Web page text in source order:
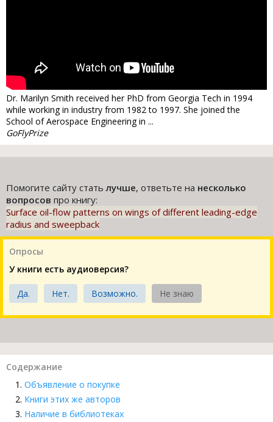
Dr. Marilyn Smith received her PhD from Georgia Tech in 1994
while working in industry from 1982 to 1997. She joined the
School of Aerospace Engineering in ...
GoFlyPrize
Помогите сайту статьлучше, ответьте на несколько
вопросов про книгу:
Surface oil-flow patterns on wings of different leading-edge
radius and sweepback
Опросы
У книги есть аудиоверсия?
Да. Нет. Возможно. Не знаю
Содержание
Объявление о покупке
Книги этих же авторов
Наличие в библиотеках